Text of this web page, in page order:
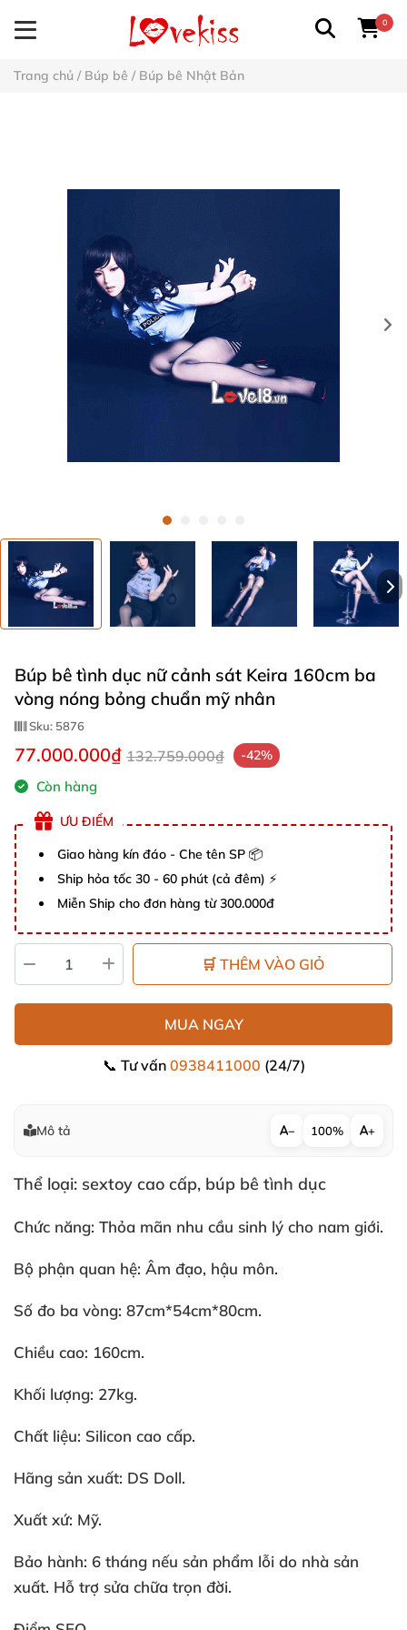
0
Trang chủ / Búp bê / Búp bê Nhật Bản
Búp bê tình dục nữ cảnh sát Keira 160cm ba
vòng nóng bỏng chuẩn mỹ nhân
Sku: 5876
77.000.000₫ 132.759.000₫ -42%
Còn hàng
ƯU ĐIỂM
Giao hàng kín đáo - Che tên SP 📦
Ship hỏa tốc 30 - 60 phút (cả đêm) ⚡
Miễn Ship cho đơn hàng từ 300.000đ
🛒 THÊM VÀO GIỎ
MUA NGAY
📞 Tư vấn 0938411000 (24/7)
Mô tả − 100% +
Thể loại: sextoy cao cấp, búp bê tình dục
Chức năng: Thỏa mãn nhu cầu sinh lý cho nam giới.
Bộ phận quan hệ: Âm đạo, hậu môn.
Số đo ba vòng: 87cm*54cm*80cm.
Chiều cao: 160cm.
Khối lượng: 27kg.
Chất liệu: Silicon cao cấp.
Hãng sản xuất: DS Doll.
Xuất xứ: Mỹ.
Bảo hành: 6 tháng nếu sản phẩm lỗi do nhà sản
xuất. Hỗ trợ sửa chữa trọn đời.